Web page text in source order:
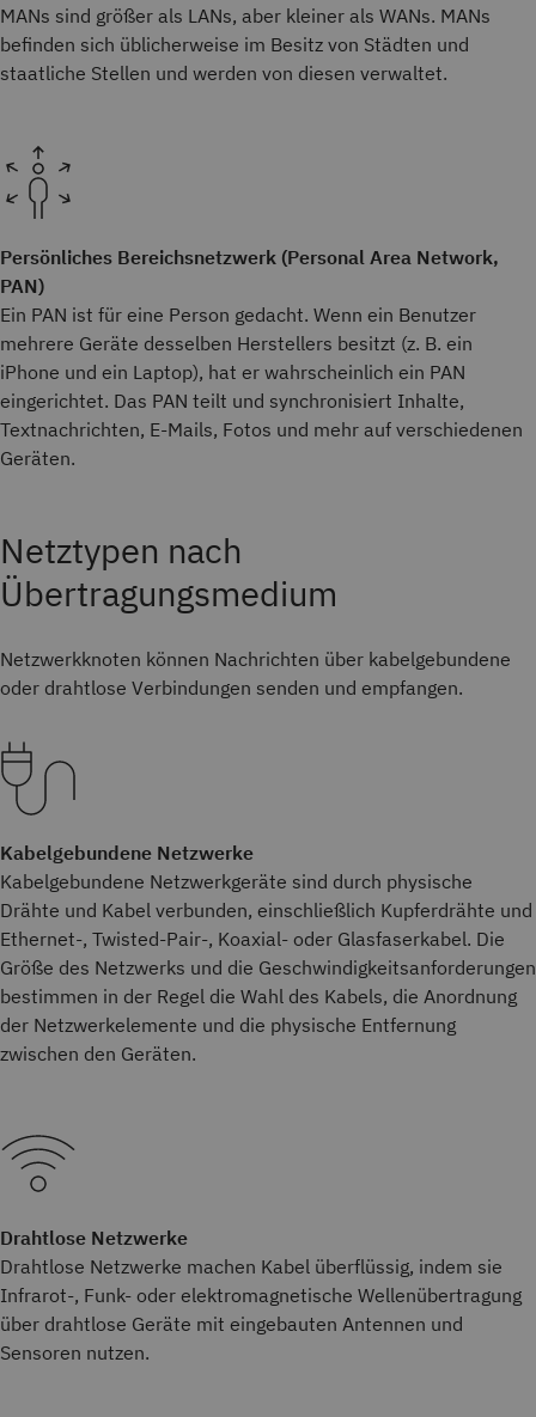
MANs sind größer als LANs, aber kleiner als WANs. MANs
befinden sich üblicherweise im Besitz von Städten und
staatliche Stellen und werden von diesen verwaltet.
Persönliches Bereichsnetzwerk (Personal Area Network,
PAN)
Ein PAN ist für eine Person gedacht. Wenn ein Benutzer
mehrere Geräte desselben Herstellers besitzt (z. B. ein
iPhone und ein Laptop), hat er wahrscheinlich ein PAN
eingerichtet. Das PAN teilt und synchronisiert Inhalte,
Textnachrichten, E-Mails, Fotos und mehr auf verschiedenen
Geräten.
Netztypen nach
Übertragungsmedium
Netzwerkknoten können Nachrichten über kabelgebundene
oder drahtlose Verbindungen senden und empfangen.
Kabelgebundene Netzwerke
Kabelgebundene Netzwerkgeräte sind durch physische
Drähte und Kabel verbunden, einschließlich Kupferdrähte und
Ethernet-, Twisted-Pair-, Koaxial- oder Glasfaserkabel. Die
Größe des Netzwerks und die Geschwindigkeitsanforderungen
bestimmen in der Regel die Wahl des Kabels, die Anordnung
der Netzwerkelemente und die physische Entfernung
zwischen den Geräten.
Drahtlose Netzwerke
Drahtlose Netzwerke machen Kabel überflüssig, indem sie
Infrarot-, Funk- oder elektromagnetische Wellenübertragung
über drahtlose Geräte mit eingebauten Antennen und
Sensoren nutzen.